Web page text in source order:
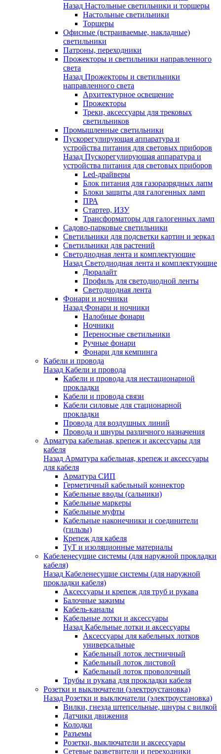
Назад Настольные светильники и торшеры
Настольные светильники
Торшеры
Офисные (встраиваемые, накладные)
светильники
Патроны, переходники
Прожекторы и светильники направленного
света
Назад Прожекторы и светильники
направленного света
Архитектурное освещение
Прожекторы
Треки, аксессуары для трековых
светильников
Промышленные светильники
Пускорегулирующая аппаратура и
устройства питания для световых приборов
Назад Пускорегулирующая аппаратура и
устройства питания для световых приборов
Led-драйверы
Блок питания для газоразрядных лапм
Блоки защиты для галогенных ламп
ПРА
Стартер, ИЗУ
Трансформаторы для галогенных ламп
Садово-парковые светильники
Светильники для подсветки картин и зеркал
Светильники для растений
Светодиодная лента и комплектующие
Назад Светодиодная лента и комплектующие
Дюралайт
Профиль для светодиодной ленты
Светодиодная лента
Фонари и ночники
Назад Фонари и ночники
Налобные фонари
Ночники
Переносные светильники
Ручные фонари
Фонари для кемпинга
Кабели и провода
Назад Кабели и провода
Кабели и провода для нестационарной
прокладки
Кабели и провода связи
Кабели силовые для стационарной
прокладки
Провода для воздушных линий
Провода и шнуры различного назначения
Арматура кабельная, крепеж и аксессуары для
кабеля
Назад Арматура кабельная, крепеж и аксессуары
для кабеля
Арматура СИП
Герметичный кабельный коннектор
Кабельные вводы (сальники)
Кабельные маркеры
Кабельные муфты
Кабельные наконечники и соединители
(гильзы)
Крепеж для кабеля
ТуТ и изоляционные материалы
Кабеленесущие системы (для наружной прокладки
кабеля)
Назад Кабеленесущие системы (для наружной
прокладки кабеля)
Аксессуары и крепеж для труб и рукава
Балочные зажимы
Кабель-каналы
Кабельные лотки и аксессуары
Назад Кабельные лотки и аксессуары
Аксессуары для кабельных лотков
универсальные
Кабельный лоток лестничный
Кабельный лоток листовой
Кабельный лоток проволочный
Трубы и рукава для прокладки кабеля
Розетки и выключатели (электроустановка)
Назад Розетки и выключатели (электроустановка)
Вилки, гнезда штепсельные, шнуры с вилкой
Датчики движения
Колодки
Разъемы
Розетки, выключатели и аксессуары
Сетевые разветвители и переходники